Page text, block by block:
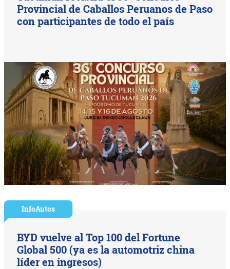
Provincial de Caballos Peruanos de Paso
con participantes de todo el país
InfoAutos
BYD vuelve al Top 100 del Fortune
Global 500 (ya es la automotriz china
líder en ingresos)